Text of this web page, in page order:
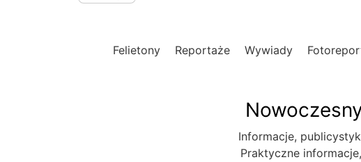
Felietony Reportaże Wywiady
Informacje,
Praktyczne